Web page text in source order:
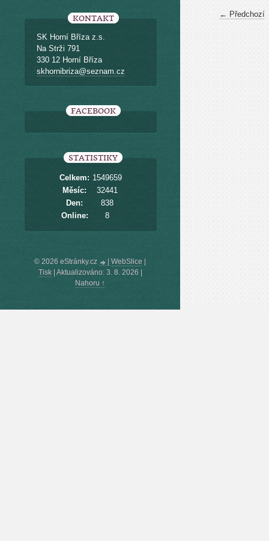
← Předchozí
KONTAKT
SK Horní Bříza z.s.
Na Strži 791
330 12 Horní Bříza
skhornibriza@seznam.cz
FACEBOOK
STATISTIKY
Online: 8
Celkem: 1549659
Měsíc:
32441
Den:
838
© 2026 eStránky.cz WebSlice
Tisk| Aktualizováno: 3. 8. 2026
Nahoru ↑